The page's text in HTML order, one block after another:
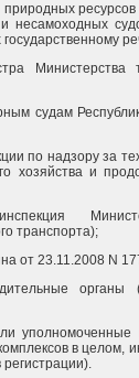
несамоходных
Министерства
судам
по надзору за
хозяйства и
транспорта);
от 23.11.2008 N
органы
в целом,